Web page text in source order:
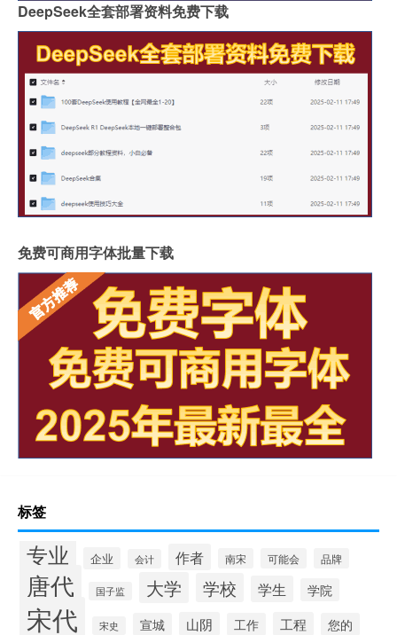
DeepSeek全套部署资料免费下载
免费可商用字体批量下载
标签
专业 企业 会计 作者 南宋 可能会 品牌
唐代 国子监 大学 学校 学生 学院
宋代 宋史 宣城 山阴 工作 工程 您的